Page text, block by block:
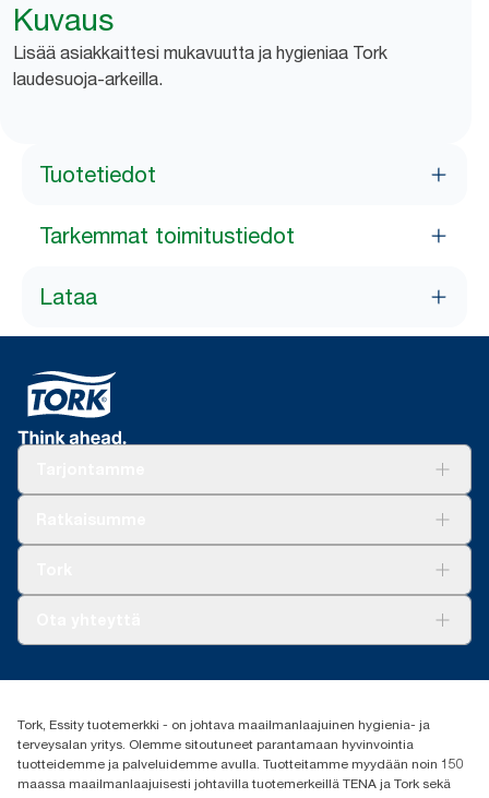
Kuvaus
Lisää asiakkaittesi mukavuutta ja hygieniaa Tork
laudesuoja-arkeilla.
Tuotetiedot
Tarkemmat toimitustiedot
Lataa
(+358) 9 5068 8222
Oy Essity Finland Ab
Revontulenkuja 1
02100 Espoo
Tork, Essity tuotemerkki - on johtava maailmanlaajuinen hygienia- ja
terveysalan yritys. Olemme sitoutuneet parantamaan hyvinvointia
tuotteidemme ja palveluidemme avulla. Tuotteitamme myydään noin 150
maassa maailmanlaajuisesti johtavilla tuotemerkeillä TENA ja Tork sekä